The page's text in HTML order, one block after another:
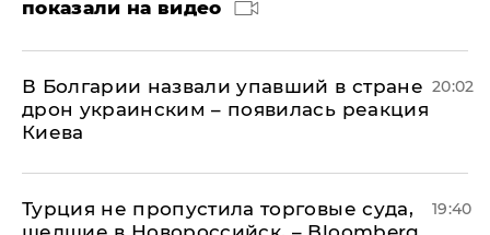
показали на видео
В Болгарии назвали упавший в стране
дрон украинским – появилась реакция
Киева
20:02
Турция не пропустила торговые суда,
19:40